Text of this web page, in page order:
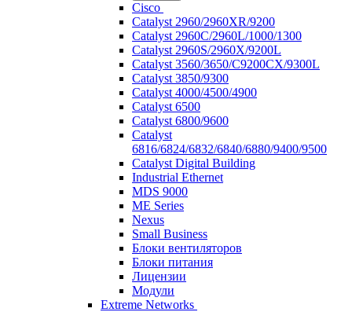
Cisco
Catalyst 2960/2960XR/9200
Catalyst 2960C/2960L/1000/1300
Catalyst 2960S/2960X/9200L
Catalyst 3560/3650/C9200CX/9300L
Catalyst 3850/9300
Catalyst 4000/4500/4900
Catalyst 6500
Catalyst 6800/9600
Catalyst
6816/6824/6832/6840/6880/9400/9500
Catalyst Digital Building
Industrial Ethernet
MDS 9000
ME Series
Nexus
Small Business
Блоки вентиляторов
Блоки питания
Лицензии
Модули
Extreme Networks